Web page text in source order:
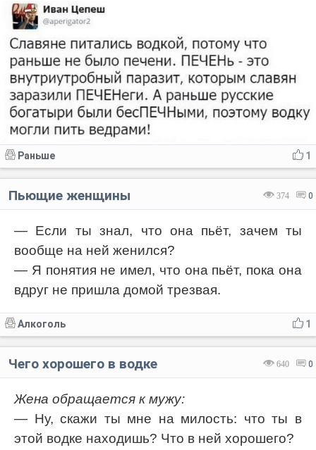
1
Раньше
374 0
Пьющие женщины
— Если ты знал, что она пьёт, зачем ты
вообще на ней женился?
— Я понятия не имел, что она пьёт, пока она
вдруг не пришла домой трезвая.
1
Алкоголь
640 0
Чего хорошего в водке
Жена обращается к мужу:
— Ну, скажи ты мне на милость: что ты в
этой водке находишь? Что в ней хорошего?